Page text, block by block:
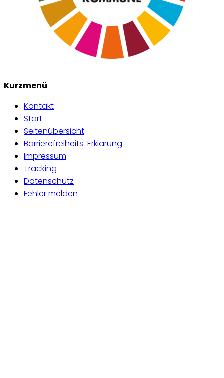
Kurzmenü
Kontakt
Start
Seitenübersicht
Barrierefreiheits-Erklärung
Impressum
Tracking
Datenschutz
Fehler melden